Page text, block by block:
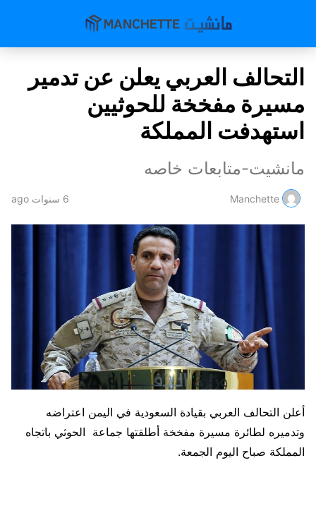
التحالف العربي يعلن عن تدمير
مسيرة مفخخة للحوثيين
استهدفت المملكة
مانشيت-متابعات خاصه
Manchette 6 سنوات ago
أعلن التحالف العربي بقيادة السعودية في اليمن اعتراضه
وتدميره لطائرة مسيرة مفخخة أطلقتها جماعة الحوثي باتجاه
المملكة صباح اليوم الجمعة.